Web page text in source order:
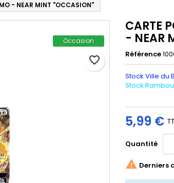
- NEAR MINT "OCCASION"
Occasion
CARTE
- NEAR
Référence
Stock Ville du
Stock
5,99 €
Quantité
favorite_border
 Derniers